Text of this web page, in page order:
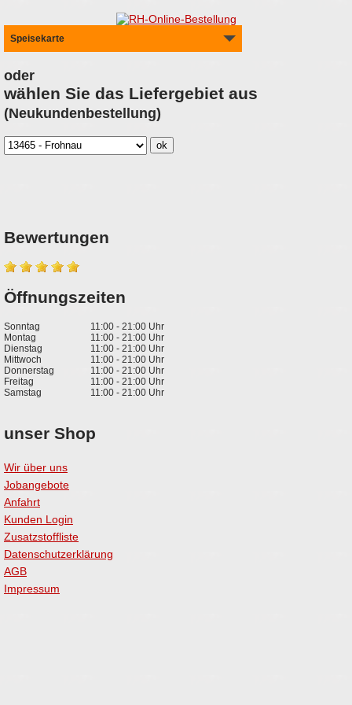
Speisekarte
oder
wählen Sie das Liefergebiet aus
(Neukundenbestellung)
Bewertungen
Öffnungszeiten
Sonntag
11:00 - 21:00 Uhr
Montag
11:00 - 21:00 Uhr
Dienstag
11:00 - 21:00 Uhr
Mittwoch
11:00 - 21:00 Uhr
Donnerstag
11:00 - 21:00 Uhr
Freitag
11:00 - 21:00 Uhr
Samstag
11:00 - 21:00 Uhr
unser Shop
Wir über uns
Jobangebote
Anfahrt
Kunden Login
Zusatzstoffliste
Datenschutzerklärung
AGB
Impressum